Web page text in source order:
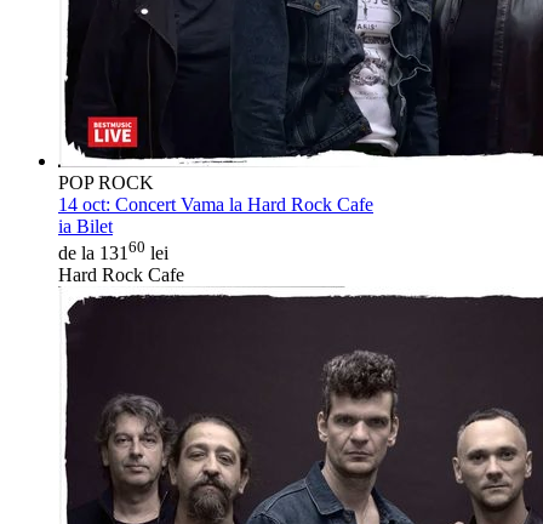
POP ROCK
14 oct: Concert Vama la Hard Rock Cafe
ia Bilet
de la 131 60 lei
Hard Rock Cafe